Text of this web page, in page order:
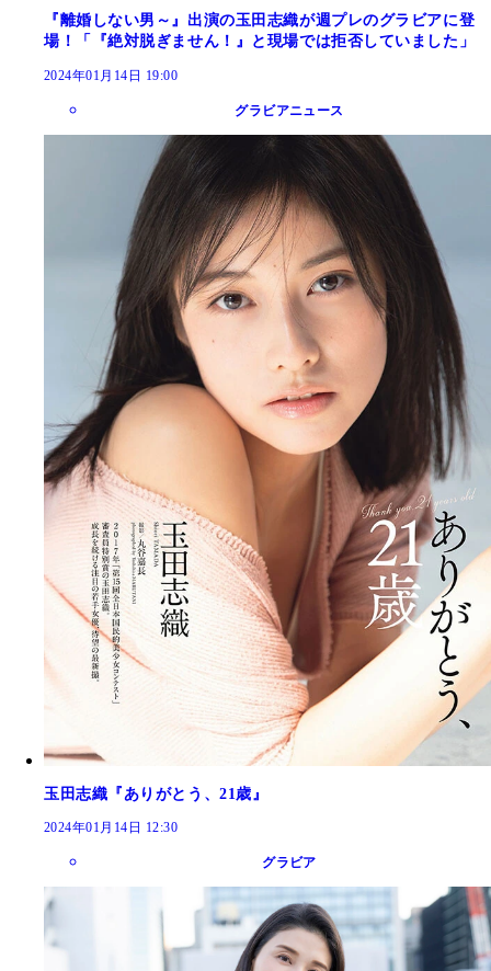
『離婚しない男～』出演の玉田志織が週プレのグラビアに登
場！「『絶対脱ぎません！』と現場では拒否していました」
2024年01月14日 19:00
グラビアニュース
玉田志織『ありがとう、21歳』
2024年01月14日 12:30
グラビア